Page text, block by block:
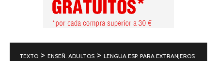
TEXTO > ENSEÑ. ADULTOS > LENGUA ESP. PARA EXTRANJEROS